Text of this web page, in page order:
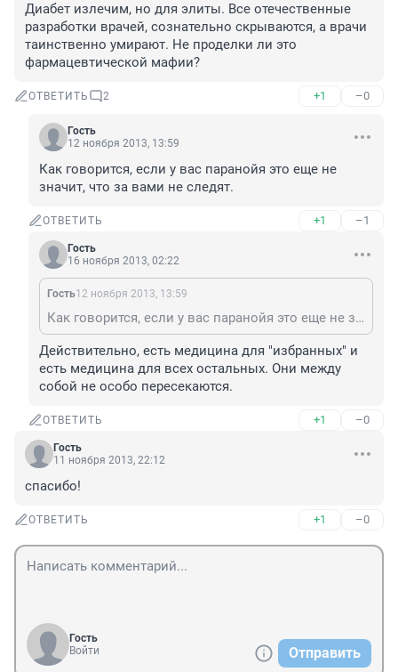
Диабет излечим, но для элиты. Все отечественные
разработки врачей, сознательно скрываются, а врачи
таинственно умирают. Не проделки ли это
фармацевтической мафии?
ОТВЕТИТЬ 2 +1 –0
Гость
12 ноября 2013, 13:59
Как говорится, если у вас паранойя это еще не
значит, что за вами не следят.
ОТВЕТИТЬ +1 –1
Гость
16 ноября 2013, 02:22
Гость12 ноября 2013, 13:59
Как говорится, если у вас паранойя это еще не значит, что за вами не следят.
Действительно, есть медицина для "избранных" и
есть медицина для всех остальных. Они между
собой не особо пересекаются.
ОТВЕТИТЬ +1 –0
Гость
11 ноября 2013, 22:12
спасибо!
ОТВЕТИТЬ +1 –0
Гость
Войти
Отправить